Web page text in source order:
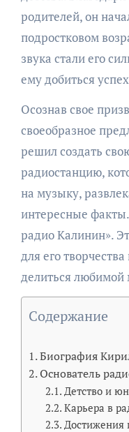
родителей, он
подростковом
звука стали его
ему добиться
Осознав свое
своеобразное
решил создать
радиостанцию,
на музыку,
интересные
радио Калинин».
для его
делиться
Содержание
Биография
Основатель
Детство и
Карьера в
Достижения